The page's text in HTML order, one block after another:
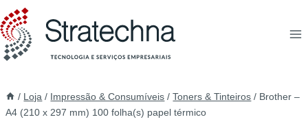
/ Loja / Impressão & Consumíveis / Toners & Tinteiros / Brother –
A4 (210 x 297 mm) 100 folha(s) papel térmico